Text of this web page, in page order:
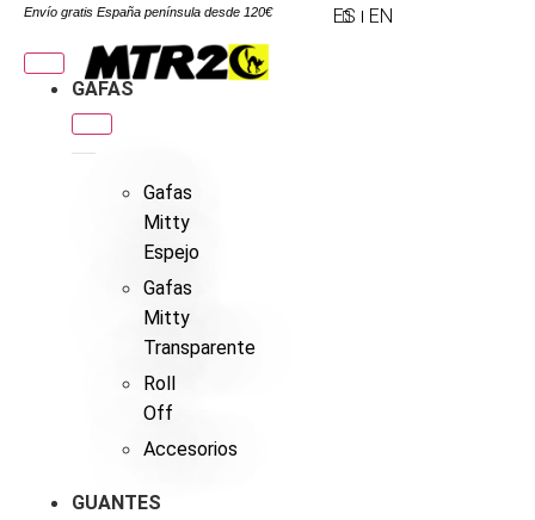
Envío gratis España península desde 120€ ES EN
GAFAS
Gafas
Mitty
Espejo
Gafas
Mitty
Transparente
Roll
Off
Accesorios
GUANTES